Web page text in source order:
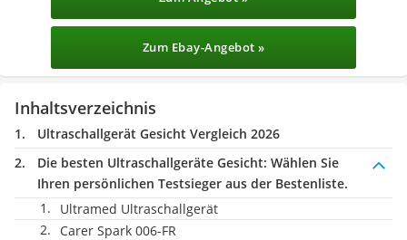
Zum Ebay-Angebot »
Inhaltsverzeichnis
Ultraschallgerät Gesicht Vergleich 2026
Die besten Ultraschallgeräte Gesicht: Wählen Sie
Ihren persönlichen Testsieger aus der Bestenliste.
Ultramed Ultraschallgerät
Carer Spark ‎006-FR